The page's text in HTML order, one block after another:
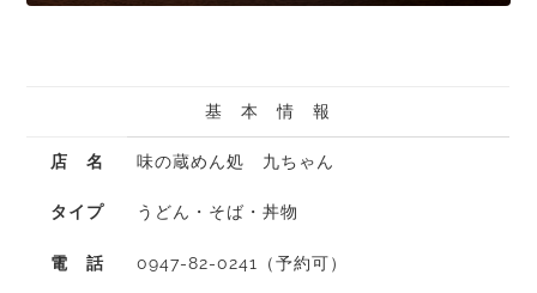
基 本 情 報
店 名
タイプ
電 話
味の蔵めん処 九ちゃん
うどん・そば・丼物
0947-82-0241（予約可）